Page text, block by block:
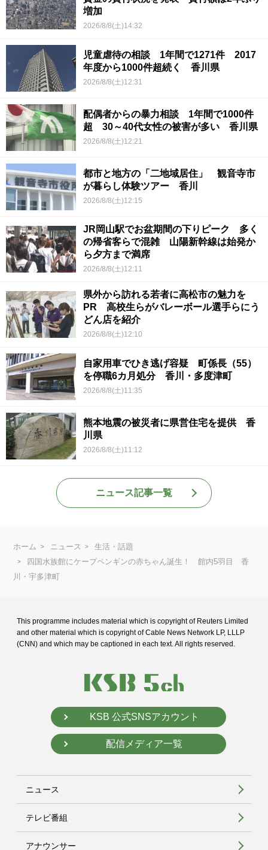
増加
2026/8/8(土)14:32
児童虐待の相談 1年間で1271件 2017
年度から1000件超続く 香川県
2026/8/8(土)12:31
配偶者からの暴力相談 1年間で1000件
超 30～40代女性の被害が多い 香川県
2026/8/8(土)12:21
都市と地方の「二地域居住」 観音寺市
が暮らし体験ツアー 香川
2026/8/8(土)12:15
JR岡山駅でお盆期間の下りピーク 多く
の帰省客らで混雑 山陽新幹線は始発か
ら夕方まで満席
2026/8/8(土)12:11
県外から訪れる若者に高松市の魅力を
PR 高校生らがバレーボール選手らにう
どん店を紹介
2026/8/8(土)12:10
自家用車でひき逃げ容疑 町係長（55）
を停職6カ月処分 香川・多度津町
2026/8/8(土)11:35
熊本地震の被災者に県営住宅を提供 香
川県
2026/8/8(土)11:12
ニュース記事一覧
ホーム ニュース
生活・話題
四国水族館にケープペンギンの赤ちゃん誕生！ 館内5羽目 香
川・宇多津町
This programme includes material which is copyright of Reuters Limited
and other material which is copyright of Cable News Network LP, LLLP
(CNN) and which may be captioned in each text. All rights reserved.
KSB 公式SNSアカウント
配信メディア一覧
ニュース
テレビ番組
アナウンサー